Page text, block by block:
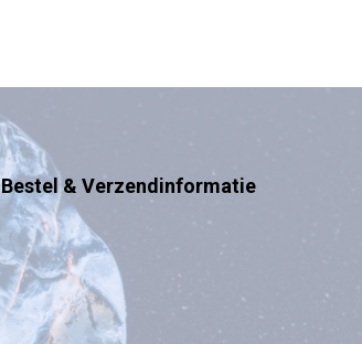
Bestel & Verzendinformatie